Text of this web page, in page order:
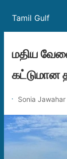
Tamil Gulf
மதிய
கட்டுமான
Sonia Jawahar